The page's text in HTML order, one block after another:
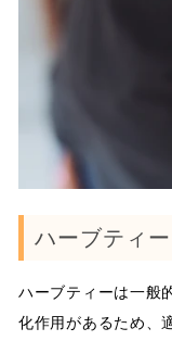
ハーブティ
ハーブティーは一般
化作用があるため、